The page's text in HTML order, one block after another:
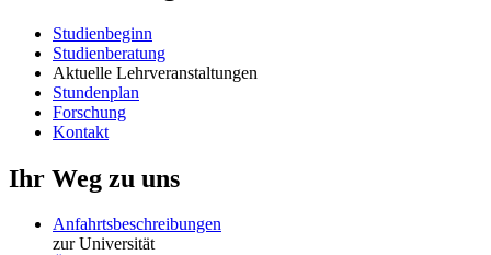
Studienbeginn
Studienberatung
Aktuelle Lehrveranstaltungen
Stundenplan
Forschung
Kontakt
Ihr Weg zu uns
Anfahrtsbeschreibungen
zur Universität